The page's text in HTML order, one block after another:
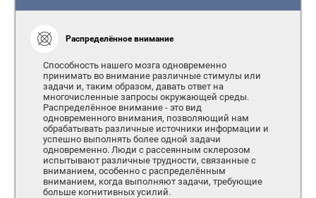
Распределённое внимание
Способность нашего мозга одновременно
принимать во внимание различные стимулы или
задачи и, таким образом, давать ответ на
многочисленные запросы окружающей среды.
Распределённое внимание - это вид
одновременного внимания, позволяющий нам
обрабатывать различные источники информации и
успешно выполнять более одной задачи
одновременно. Люди с рассеянным склерозом
испытывают различные трудности, связанные с
вниманием, особенно с распределённым
вниманием, когда выполняют задачи, требующие
больше когнитивных усилий.